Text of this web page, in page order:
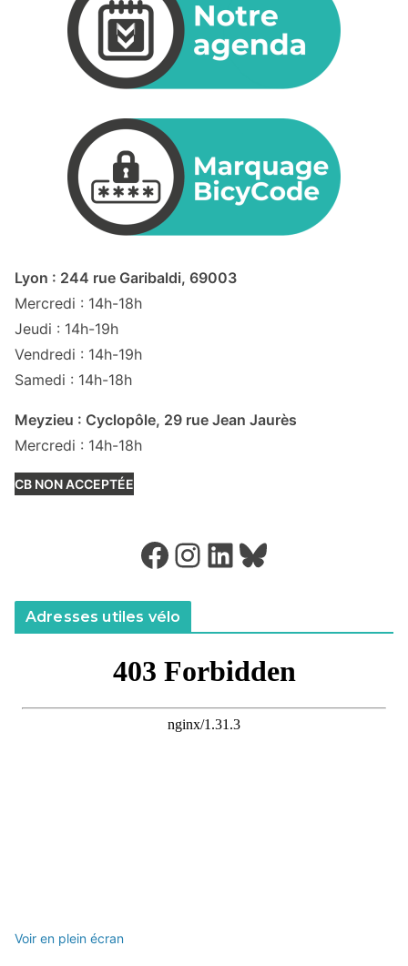
Lyon : 244 rue Garibaldi, 69003
Mercredi : 14h-18h
Jeudi : 14h-19h
Vendredi : 14h-19h
Samedi : 14h-18h
Meyzieu : Cyclopôle, 29 rue Jean Jaurès
Mercredi : 14h-18h
CB NON ACCEPTÉE
Facebook Instagram LinkedIn Bluesky
Adresses utiles vélo
Voir en plein écran